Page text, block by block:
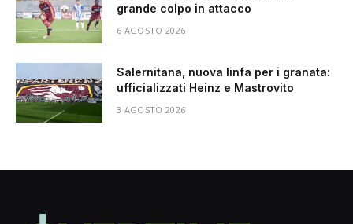
grande colpo in attacco
6 AGOSTO 2026
Salernitana, nuova linfa per i granata:
ufficializzati Heinz e Mastrovito
3 AGOSTO 2026